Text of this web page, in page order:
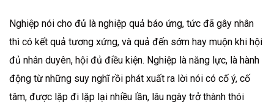
Nghiệp nói cho đủ là nghiệp quả báo ứng, tức đã gây nhân
thì có kết quả tương xứng, và quả đến sớm hay muộn khi hội
đủ nhân duyên, hội đủ điều kiện. Nghiệp là năng lực, là hành
động từ những suy nghĩ rồi phát xuất ra lời nói có cố ý, cố
tâm, được lặp đi lặp lại nhiều lần, lâu ngày trở thành thói